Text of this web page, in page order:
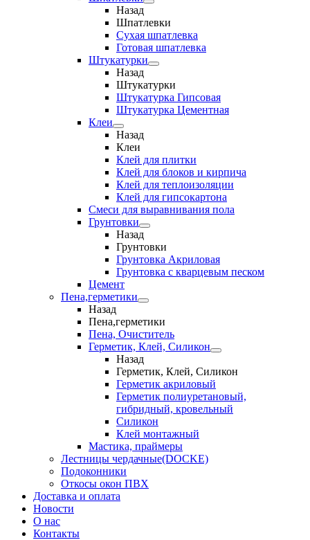
Назад
Шпатлевки
Сухая шпатлевка
Готовая шпатлевка
Штукатурки
Назад
Штукатурки
Штукатурка Гипсовая
Штукатурка Цементная
Клеи
Назад
Клеи
Клей для плитки
Клей для блоков и кирпича
Клей для теплоизоляции
Клей для гипсокартона
Смеси для выравнивания пола
Грунтовки
Назад
Грунтовки
Грунтовка Акриловая
Грунтовка с кварцевым песком
Цемент
Пена,герметики
Назад
Пена,герметики
Пена, Очиститель
Герметик, Клей, Силикон
Назад
Герметик, Клей, Силикон
Герметик акриловый
Герметик полиуретановый,
гибридный, кровельный
Силикон
Клей монтажный
Мастика, праймеры
Лестницы чердачные(DOCKE)
Подоконники
Откосы окон ПВХ
Доставка и оплата
Новости
О нас
Контакты